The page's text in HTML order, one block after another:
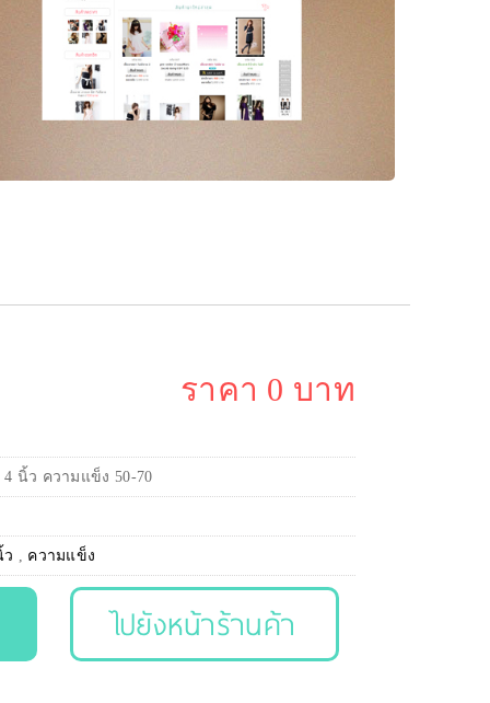
ราคา 0 บาท
นิ้ว ความแข็ง 50-70
ว , ความแข็ง
ไปยังหน้าร้านค้า